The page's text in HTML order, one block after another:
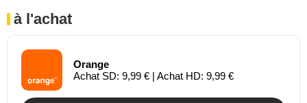
à l'achat
Orange
Achat SD: 9,99 € | Achat HD: 9,99 €